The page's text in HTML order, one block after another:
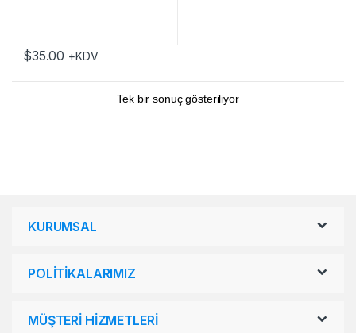
$35.00 +KDV
Tek bir sonuç gösteriliyor
KURUMSAL
POLİTİKALARIMIZ
MÜŞTERİ HİZMETLERİ